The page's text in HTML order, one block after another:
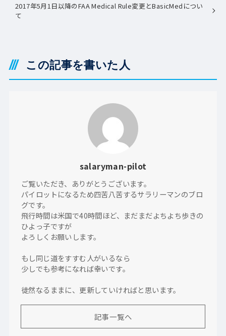
2017年5月1日以降のFAA Medical Rule変更とBasicMedについ
て
この記事を書いた人
salaryman-pilot
ご覧いただき、ありがとうございます。
パイロットになるため四苦八苦するサラリーマンのブロ
グです。
飛行時間は米国で40時間ほど、まだまだよちよち歩きの
ひよっ子ですが
よろしくお願いします。
もし同じ道をすすむ人がいるなら
少しでも参考になれば幸いです。
徒然なるままに、更新していければと思います。
記事一覧へ